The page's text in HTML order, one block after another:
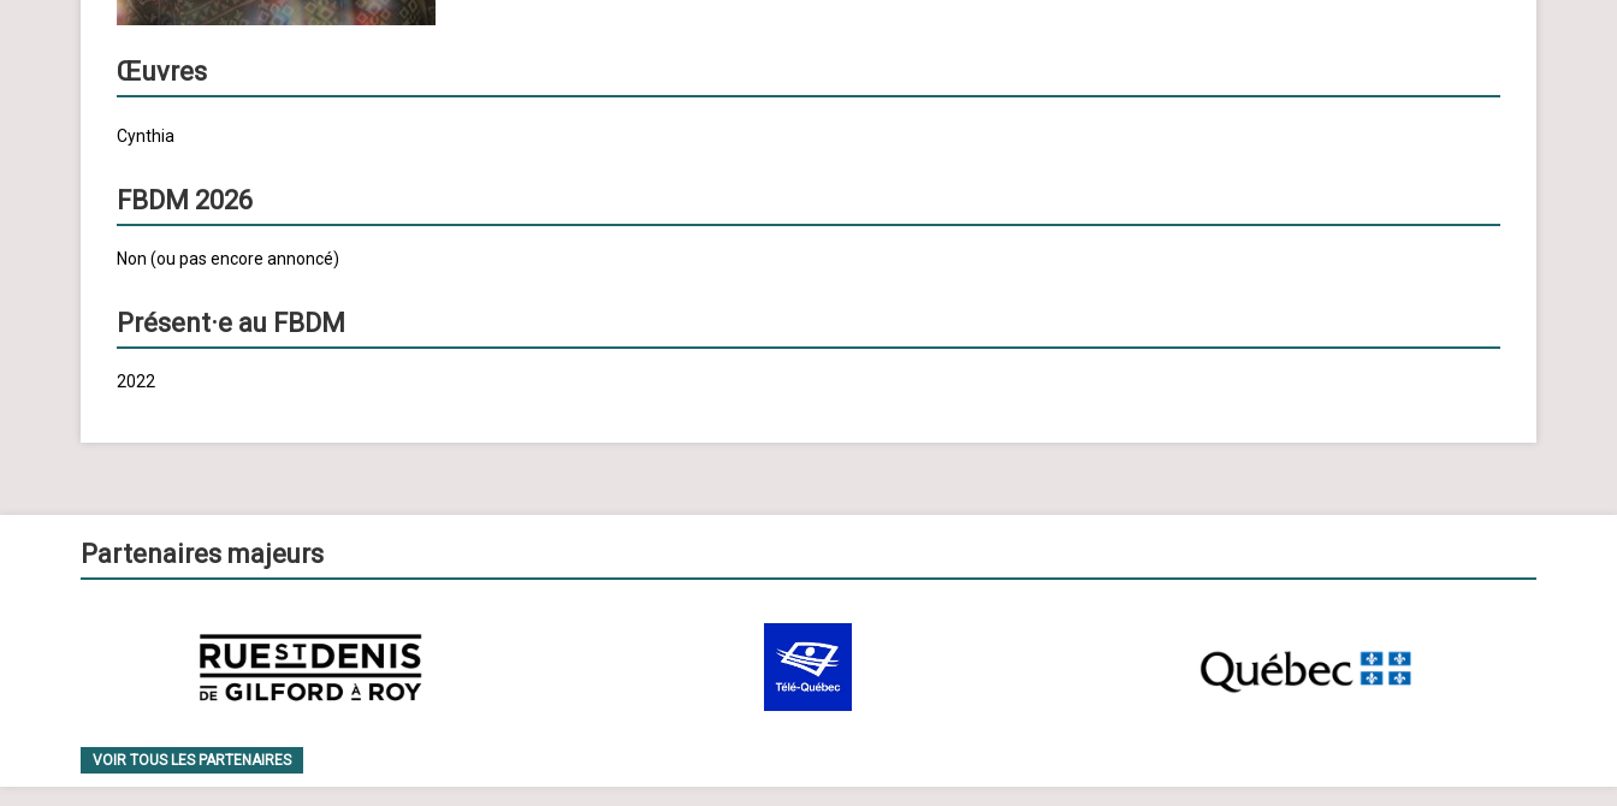
Œuvres
Cynthia
FBDM 2026
Non (ou pas encore annoncé)
Présent·e au FBDM
2022
Partenaires majeurs
VOIR TOUS LES PARTENAIRES